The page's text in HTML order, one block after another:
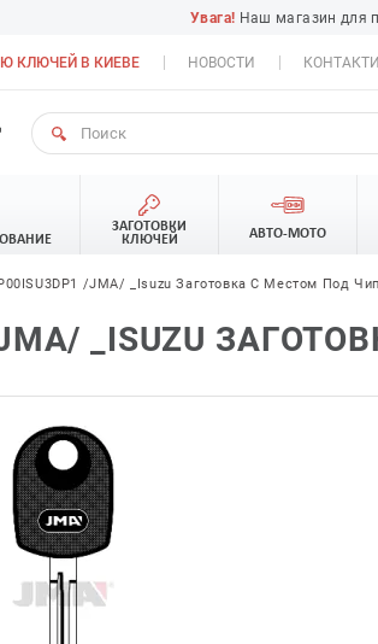
Увага! Наш магазин для
КЛЮЧЕЙ В КИЕВЕ НОВОСТИ КОНТАКТИ
ЗАГОТОВКИ
КЛЮЧЕЙ
АВТО-МОТО
/JMA/ _Isuzu Заготовка С Местом Под
_ISUZU